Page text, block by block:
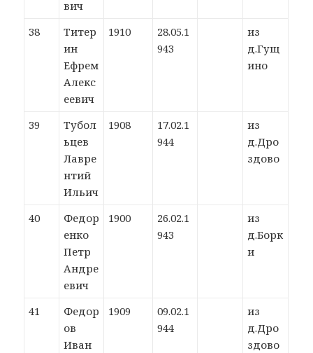
вич
38
Титер
ин
Ефрем
Алекс
еевич
1910
28.05.1
943
из
д.Гущ
ино
39
Тубол
ьцев
Лавре
нтий
Ильич
1908
17.02.1
944
из
д.Дро
здово
40
Федор
енко
Петр
Андре
евич
1900
26.02.1
943
из
д.Борк
и
41
Федор
ов
Иван
1909
09.02.1
944
из
д.Дро
здово